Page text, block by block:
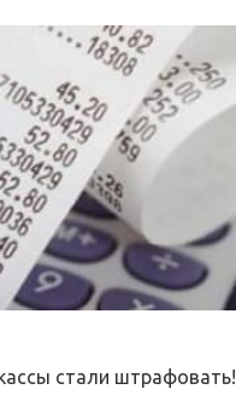
стали штрафовать!